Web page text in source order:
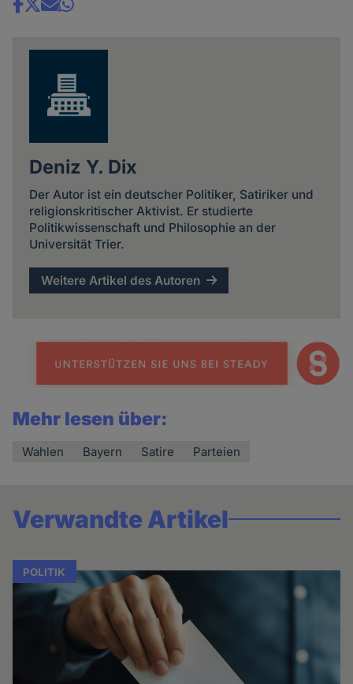
Share
Deniz Y. Dix
Der Autor ist ein deutscher Politiker, Satiriker und
religionskritischer Aktivist. Er studierte
Politikwissenschaft und Philosophie an der
Universität Trier.
Weitere Artikel des Autoren
Mehr lesen über:
Wahlen Bayern Satire Parteien
Verwandte Artikel
POLITIK